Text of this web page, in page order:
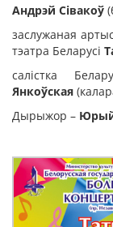
Андрэй Сівакоў
заслужаная
тэатра Беларусі
салістка
Янкоўская
Дырыжор – Юрый